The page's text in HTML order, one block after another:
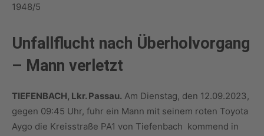
1948/5
Unfallflucht nach Überholvorgang
– Mann verletzt
TIEFENBACH, Lkr. Passau. Am Dienstag, den 12.09.2023,
gegen 09:45 Uhr, fuhr ein Mann mit seinem roten Toyota
Aygo die Kreisstraße PA1 von Tiefenbach kommend in